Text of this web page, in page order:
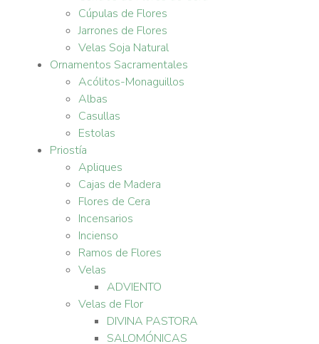
Cúpulas de Flores
Jarrones de Flores
Velas Soja Natural
Ornamentos Sacramentales
Acólitos-Monaguillos
Albas
Casullas
Estolas
Priostía
Apliques
Cajas de Madera
Flores de Cera
Incensarios
Incienso
Ramos de Flores
Velas
ADVIENTO
Velas de Flor
DIVINA PASTORA
SALOMÓNICAS